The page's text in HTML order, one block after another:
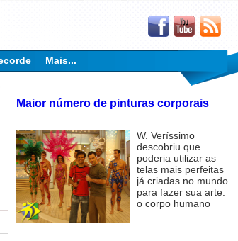
Mais...
Maior número de pinturas corporais
W. Veríssimo
descobriu que
poderia utilizar as
telas mais perfeitas
já criadas no mundo
para fazer sua arte:
o corpo humano